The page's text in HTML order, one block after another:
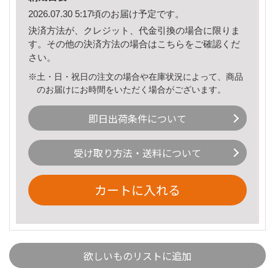
2026.07.30 5:17頃のお届け予定です。
決済方法が、クレジット、代金引換の場合に限りま
す。その他の決済方法の場合はこちら をご確認くだ
さい。
※土・日・祝日の注文の場合や在庫状況によって、商品
のお届けにお時間をいただく場合がございます。
即日出荷条件について
受け取り方法・送料について
カートに入れる
欲しいものリストに追加